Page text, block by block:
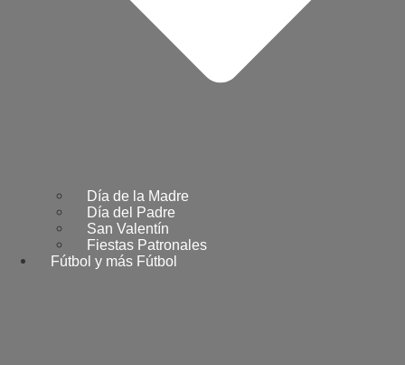
Día de la Madre
Día del Padre
San Valentín
Fiestas Patronales
Fútbol y más Fútbol